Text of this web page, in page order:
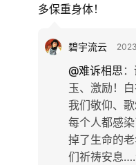
多保重身体！
碧宇流云
@难诉相思 ：
玉、激励！
我们敬仰、
每个人都感
掉了生命的
们祈祷安息